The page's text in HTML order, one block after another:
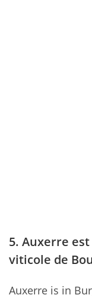
5. Auxerre
viticole de
Auxerre is in